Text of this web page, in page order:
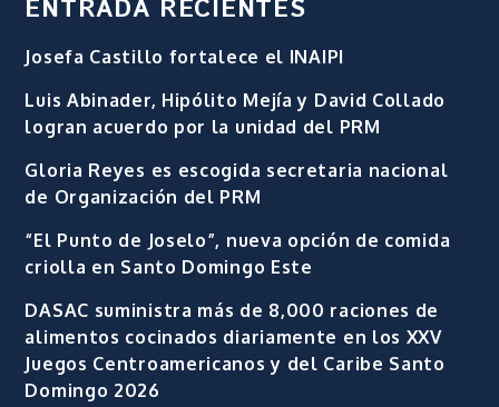
ENTRADA RECIENTES
Josefa Castillo fortalece el INAIPI
Luis Abinader, Hipólito Mejía y David Collado
logran acuerdo por la unidad del PRM
Gloria Reyes es escogida secretaria nacional
de Organización del PRM
“El Punto de Joselo”, nueva opción de comida
criolla en Santo Domingo Este
DASAC suministra más de 8,000 raciones de
alimentos cocinados diariamente en los XXV
Juegos Centroamericanos y del Caribe Santo
Domingo 2026